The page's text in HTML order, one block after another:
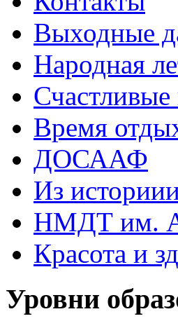
Выходные
Народная
Время
ДОСААФ
Из
НМДТ им.
Красота и
Уровни